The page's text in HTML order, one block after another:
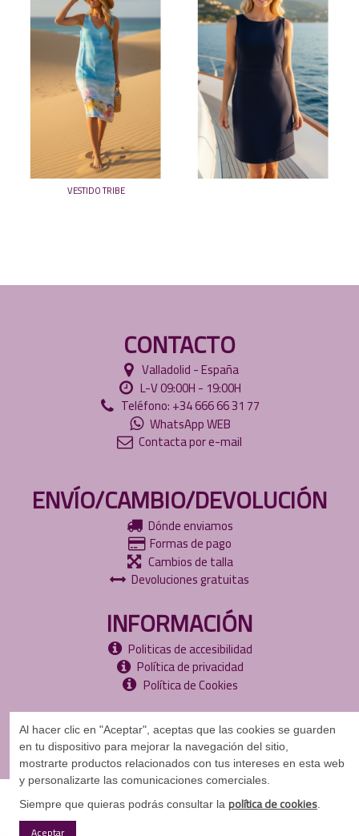
VESTIDO TRIBE
CONTACTO
Valladolid - España
L-V 09:00H - 19:00H
Teléfono: +34 666 66 31 77
WhatsApp WEB
Contacta por e-mail
ENVÍO/CAMBIO/DEVOLUCIÓN
Dónde enviamos
Formas de pago
Cambios de talla
Devoluciones gratuitas
INFORMACIÓN
Politicas de accesibilidad
Política de privacidad
Política de Cookies
Copyright 2024
Al hacer clic en "Aceptar", aceptas que las cookies se guarden
en tu dispositivo para mejorar la navegación del sitio,
mostrarte productos relacionados con tus intereses en esta web
y personalizarte las comunicaciones comerciales.
Siempre que quieras podrás consultar la política de cookies.